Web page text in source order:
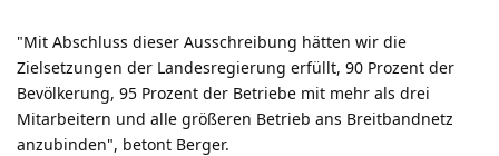
"Mit Abschluss dieser Ausschreibung hätten wir die
Zielsetzungen der Landesregierung erfüllt, 90 Prozent der
Bevölkerung, 95 Prozent der Betriebe mit mehr als drei
Mitarbeitern und alle größeren Betrieb ans Breitbandnetz
anzubinden", betont Berger.